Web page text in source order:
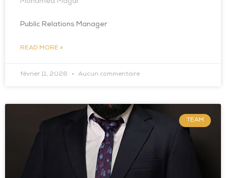
Mohamed Magdi
Public Relations Manager
READ MORE »
février 11, 2026 Aucun commentaire
TEAM